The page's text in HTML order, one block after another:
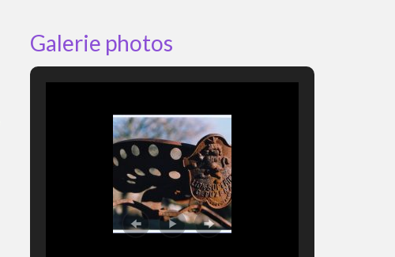
Galerie photos